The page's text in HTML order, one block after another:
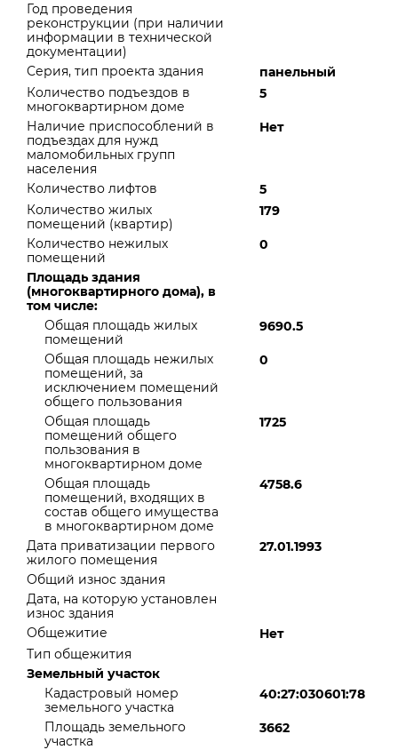
Год проведения
реконструкции (при наличии
информации в технической
документации)
Серия, тип проекта здания
панельный
Количество подъездов в
многоквартирном доме
5
Наличие приспособлений в
подъездах для нужд
маломобильных групп
населения
Нет
Количество лифтов
5
Количество жилых
помещений (квартир)
179
Количество нежилых
помещений
0
Площадь здания
(многоквартирного дома), в
том числе:
Общая площадь жилых
помещений
9690.5
Общая площадь нежилых
помещений, за
исключением помещений
общего пользования
0
Общая площадь
помещений общего
пользования в
многоквартирном доме
1725
Общая площадь
помещений, входящих в
состав общего имущества
в многоквартирном доме
4758.6
Дата приватизации первого
жилого помещения
27.01.1993
Общий износ здания
Дата, на которую установлен
износ здания
Общежитие
Нет
Тип общежития
Земельный участок
Кадастровый номер
земельного участка
40:27:030601:78
Площадь земельного
участка
3662